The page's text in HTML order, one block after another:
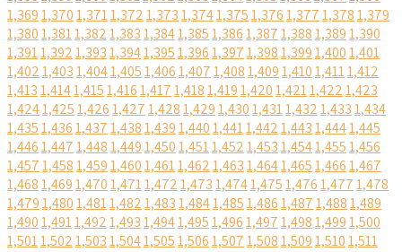
1,3691,3701,3711,3721,3731,3741,3751,3761,3771,3781,379
1,3801,3811,3821,3831,3841,3851,3861,3871,3881,3891,390
1,3911,3921,3931,3941,3951,3961,3971,3981,3991,4001,401
1,4021,4031,4041,4051,4061,4071,4081,4091,4101,4111,412
1,4131,4141,4151,4161,4171,4181,4191,4201,4211,4221,423
1,4241,4251,4261,4271,4281,4291,4301,4311,4321,4331,434
1,4351,4361,4371,4381,4391,4401,4411,4421,4431,4441,445
1,4461,4471,4481,4491,4501,4511,4521,4531,4541,4551,456
1,4571,4581,4591,4601,4611,4621,4631,4641,4651,4661,467
1,4681,4691,4701,4711,4721,4731,4741,4751,4761,4771,478
1,4791,4801,4811,4821,4831,4841,4851,4861,4871,4881,489
1,4901,4911,4921,4931,4941,4951,4961,4971,4981,4991,500
1,5011,5021,5031,5041,5051,5061,5071,5081,5091,5101,511